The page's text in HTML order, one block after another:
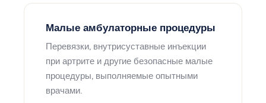
Малые амбулаторные процедуры
Перевязки, внутрисуставные инъекции
при артрите и другие безопасные малые
процедуры, выполняемые опытными
врачами.